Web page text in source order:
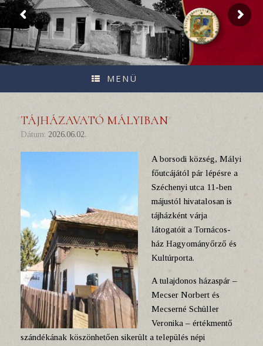
MENÜ
TÁJHÁZAVATÓ MÁLYIBAN
Dátum: 2026.06.02.
A borsodi község, Mályi
főutcájától pár lépésre a
Széchenyi utca 11-ben
májustól hivatalosan is
tájházként várja
látogatóit a Tornácos-
ház Hagyományőrző és
Kultúrporta.
A tulajdonos házaspár –
Mecser Norbert és
Mecserné Schüller
Veronika – értékmentő
szándékának köszönhetően sikerült a település népi